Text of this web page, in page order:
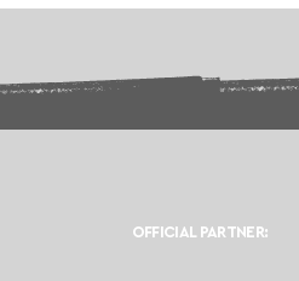
OFFICIAL PARTNER: